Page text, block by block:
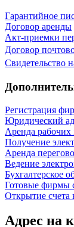
Гарантийное
Договор аренды
Акт-приемки
Договор
Свидетельствo
Регистрация
Юридический
Аренда рабочих
Получение
Аренда
Ведение
Бухгалтерское
Готовые фирмы
Открытие счета
Адрес на